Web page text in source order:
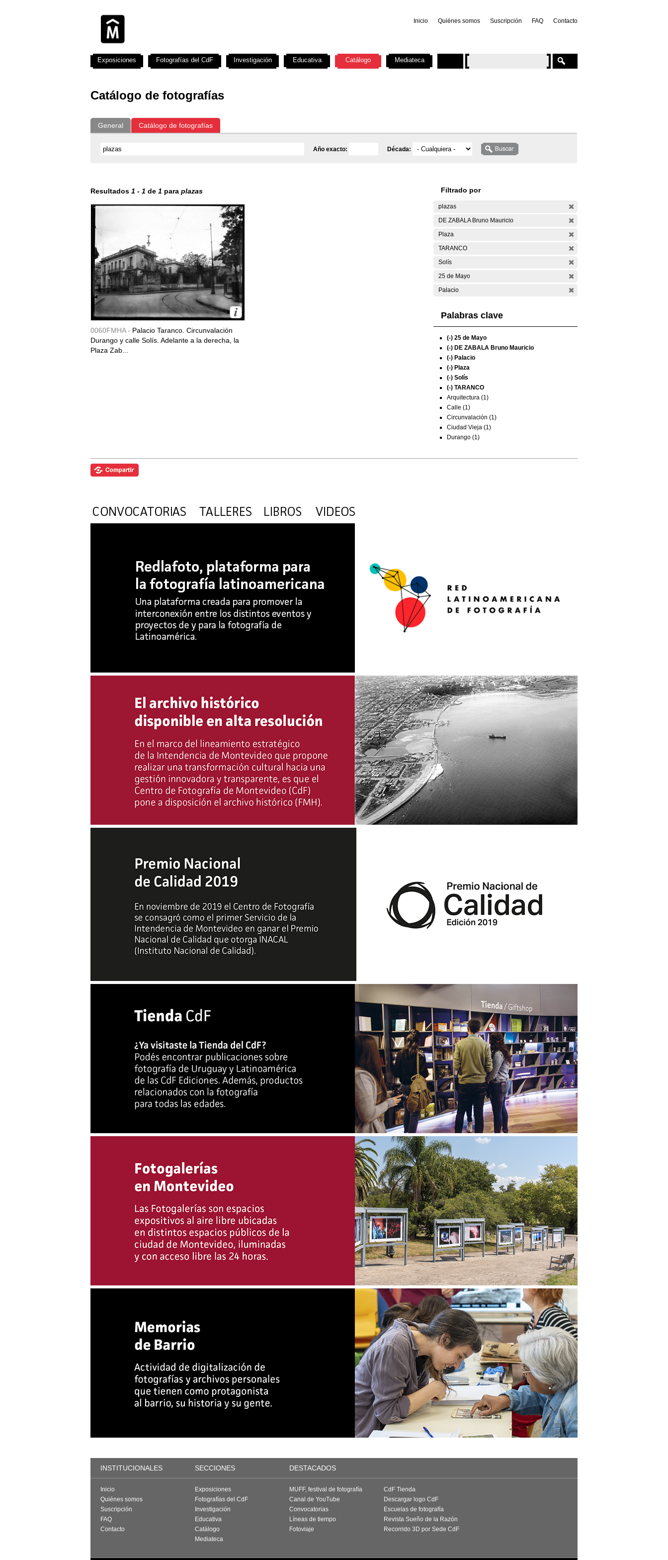
Inicio Quiénes somos Suscripción FAQ Contacto
Catálogo de fotografías
General Catálogo de fotografías
Año exacto: Década:
Resultados 1 - 1 de 1 para plazas
0060FMHA - Palacio Taranco. Circunvalación
Durango y calle Solís. Adelante a la derecha, la
Plaza Zab...
Filtrado por
plazas
DE ZABALA Bruno Mauricio
Plaza
TARANCO
Solís
25 de Mayo
Palacio
Palabras clave
(-) 25 de Mayo
(-) DE ZABALA Bruno Mauricio
(-) Palacio
(-) Plaza
(-) Solís
(-) TARANCO
Arquitectura (1)
Calle (1)
Circunvalación (1)
Ciudad Vieja (1)
Durango (1)
Exposiciones Fotografías del CdF Investigación Educativa Catálogo Mediateca
INSTITUCIONALES SECCIONES DESTACADOS
Inicio
Quiénes somos
Suscripción
FAQ
Contacto
Exposiciones
Fotografías del CdF
Investigación
Educativa
Catálogo
Mediateca
MUFF, festival de fotografía
Canal de YouTube
Convocatorias
Líneas de tiempo
Fotoviaje
CdF Tienda
Descargar logo CdF
Escuelas de fotografía
Revista Sueño de la Razón
Recorrido 3D por Sede CdF